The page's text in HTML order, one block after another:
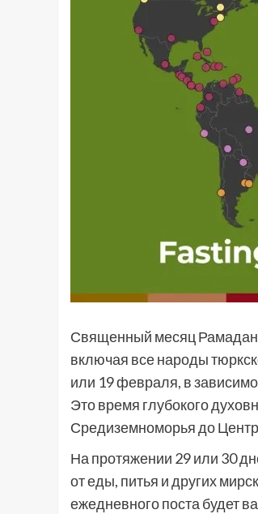
Священный месяц
включая все народы
или 19 февраля, в
Это время глубокого
Средиземноморья до
На протяжении 29 или 30
от еды, питья и других
ежедневного поста будет